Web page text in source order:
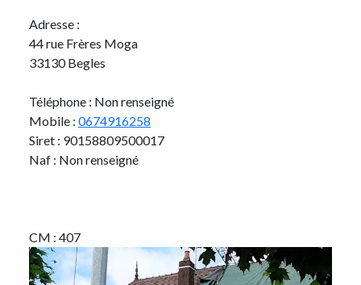
Adresse :
44 rue Frères Moga
33130 Begles
Téléphone : Non renseigné
Mobile : 0674916258
Siret : 90158809500017
Naf : Non renseigné
CM : 407